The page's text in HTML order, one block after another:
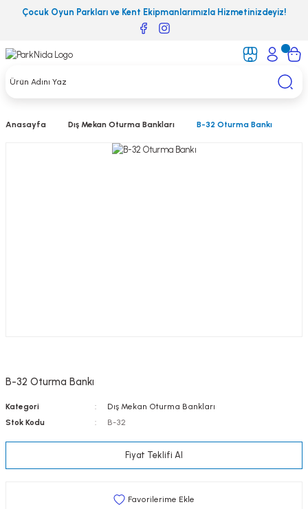
Çocuk Oyun Parkları ve Kent Ekipmanlarımızla Hizmetinizdeyiz!
Anasayfa Dış Mekan Oturma Bankları B-32 Oturma Bankı
B-32 Oturma Bankı
Kategori
Dış Mekan Oturma Bankları
Stok Kodu
B-32
Fiyat Teklifi Al